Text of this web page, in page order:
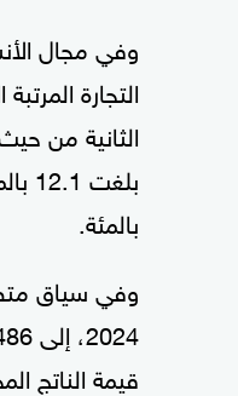
وفي مجال
بالمئة.
وفي سياق